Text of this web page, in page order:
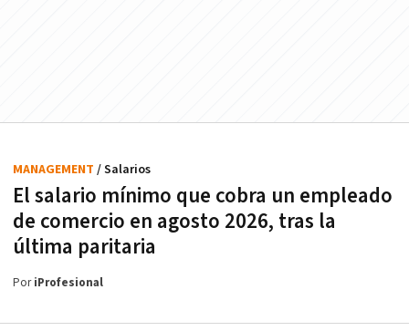
El salario mínimo que cobra un empleado
de comercio en agosto 2026, tras la
última paritaria
MANAGEMENT / Salarios
PoriProfesional